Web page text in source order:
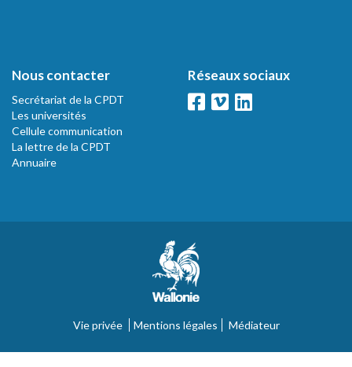
Nous contacter
Secrétariat de la CPDT
Les universités
Cellule communication
La lettre de la CPDT
Annuaire
Réseaux sociaux
Vie privée Mentions légales Médiateur